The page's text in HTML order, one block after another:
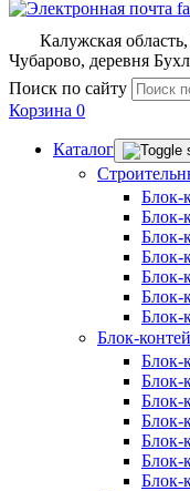
Калужская
Чубарово, деревня
Поиск по сайту
Корзина 0
Каталог
Блок-
Блок-
Блок-
Блок-
Блок-
Блок-
Блок-
Блок-
Блок-
Блок-
Блок-
Блок-
Блок-
Блок-
Блок-